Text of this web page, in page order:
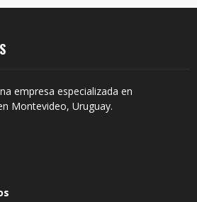
empresa especializada en
Montevideo, Uruguay.